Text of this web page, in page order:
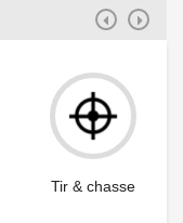
Tir & chasse